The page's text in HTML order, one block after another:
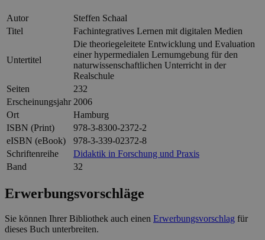
Autor
Steffen Schaal
Titel
Fachintegratives Lernen mit digitalen Medien
Untertitel
Die theoriegeleitete Entwicklung und Evaluation
einer hypermedialen Lernumgebung für den
naturwissenschaftlichen Unterricht in der
Realschule
Seiten
232
Erscheinungsjahr 2006
Ort
Hamburg
ISBN (Print)
978-3-8300-2372-2
eISBN (eBook)
978-3-339-02372-8
Schriftenreihe
Didaktik in Forschung und Praxis
Band
32
Erwerbungsvorschläge
Sie können Ihrer Bibliothek auch einen Erwerbungsvorschlag für
dieses Buch unterbreiten.